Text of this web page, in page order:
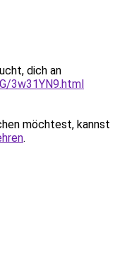
dich an
3w31YN9.html
möchtest, kannst
.